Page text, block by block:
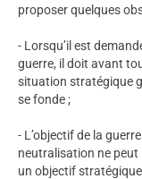
proposer quelques
- Lorsqu’il est
guerre, il doit avant
situation stratégique
se fonde ;
- L’objectif de la
neutralisation ne peut
un objectif